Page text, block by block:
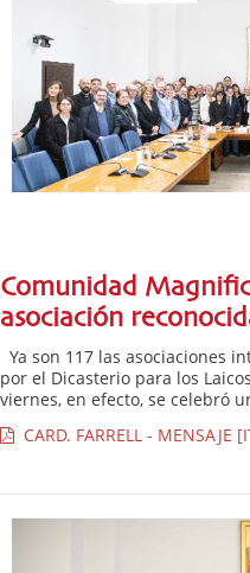
Comunidad
asociación
Ya son 117 las asociaciones
por el Dicasterio para los
viernes, en efecto, se celebró
CARD. FARRELL - MENSAJE